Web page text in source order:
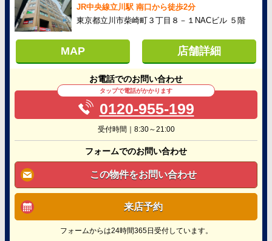
JR中央線立川駅 南口から徒歩2分
東京都立川市柴崎町３丁目８－１NACビル ５階
MAP 店舗詳細
お電話でのお問い合わせ
タップで電話がかかります
0120-955-199
受付時間｜8:30～21:00
フォームでのお問い合わせ
この物件をお問い合わせ
来店予約
フォームからは24時間365日受付しています。